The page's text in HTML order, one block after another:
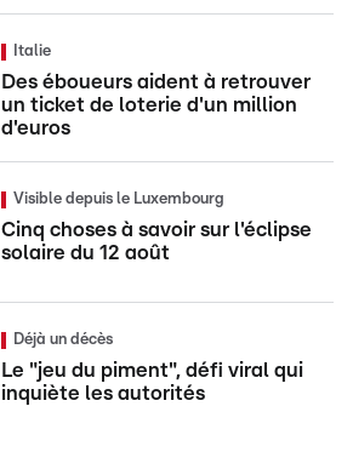
Italie
Des éboueurs aident à retrouver
un ticket de loterie d'un million
d'euros
Visible depuis le Luxembourg
Cinq choses à savoir sur l'éclipse
solaire du 12 août
Déjà un décès
Le "jeu du piment", défi viral qui
inquiète les autorités